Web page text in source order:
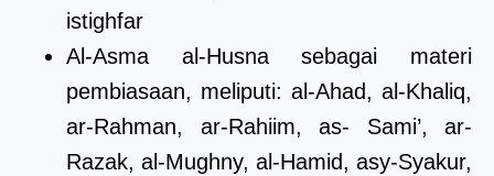
istighfar
Al-Asma al-Husna sebagai materi
pembiasaan, meliputi: al-Ahad, al-Khaliq,
ar-Rahman, ar-Rahiim, as- Sami’, ar-
Razak, al-Mughny, al-Hamid, asy-Syakur,